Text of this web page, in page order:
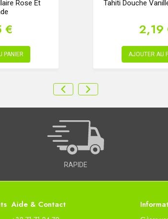
Rose Et
€
PANIER
Tahiti Douche
2,19
AJOUTER AU
RAPIDE
Aide & Contact